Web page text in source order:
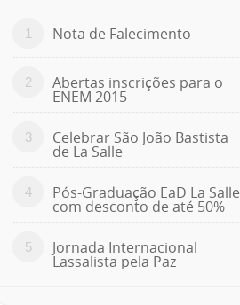
1 Nota de Falecimento
2 Abertas inscrições para o
ENEM 2015
3 Celebrar São João Bastista
de La Salle
4 Pós-Graduação EaD La Salle
com desconto de até 50%
5 Jornada Internacional
Lassalista pela Paz